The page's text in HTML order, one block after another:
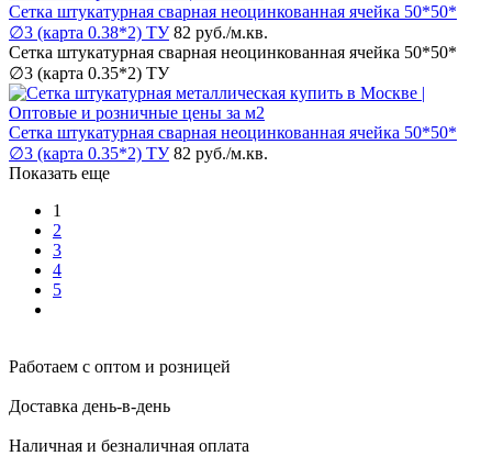
Сетка штукатурная сварная неоцинкованная ячейка 50*50*
∅3 (карта 0.38*2) ТУ 82 руб./м.кв.
Сетка штукатурная сварная неоцинкованная ячейка 50*50*
∅3 (карта 0.35*2) ТУ
Сетка штукатурная сварная неоцинкованная ячейка 50*50*
∅3 (карта 0.35*2) ТУ 82 руб./м.кв.
Показать еще
1
2
3
4
5
Работаем с оптом и розницей
Доставка день-в-день
Наличная и безналичная оплата